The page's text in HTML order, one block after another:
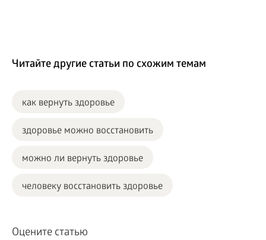
Читайте другие статьи по схожим темам
как вернуть здоровье
здоровье можно восстановить
можно ли вернуть здоровье
человеку восстановить здоровье
Оцените статью